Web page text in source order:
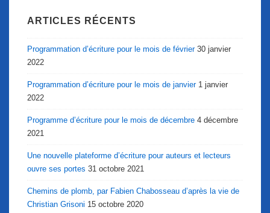
ARTICLES RÉCENTS
Programmation d’écriture pour le mois de février 30 janvier
2022
Programmation d’écriture pour le mois de janvier 1 janvier
2022
Programme d’écriture pour le mois de décembre 4 décembre
2021
Une nouvelle plateforme d’écriture pour auteurs et lecteurs
ouvre ses portes 31 octobre 2021
Chemins de plomb, par Fabien Chabosseau d’après la vie de
Christian Grisoni 15 octobre 2020